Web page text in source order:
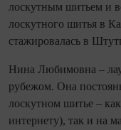
лоскутным шитьем и
лоскутного шитья в
стажировалась в
Нина Любимовна –
рубежом. Она
лоскутном шитье –
интернету), так и на